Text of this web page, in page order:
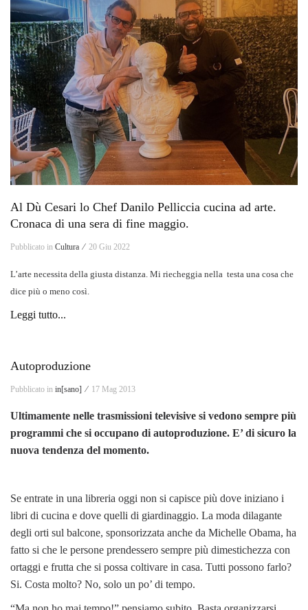
Al Dù Cesari lo Chef Danilo Pelliccia cucina ad arte.
Cronaca di una sera di fine maggio.
Pubblicato in Cultura ⁄ 20 Giu 2022
L’arte necessita della giusta distanza. Mi riecheggia nella testa una cosa che
dice più o meno così.
Leggi tutto...
Autoproduzione
Pubblicato in in[sano] ⁄ 17 Mag 2013
Ultimamente nelle trasmissioni televisive si vedono sempre più
programmi che si occupano di autoproduzione. E’ di sicuro la
nuova tendenza del momento.
Se entrate in una libreria oggi non si capisce più dove iniziano i
libri di cucina e dove quelli di giardinaggio. La moda dilagante
degli orti sul balcone, sponsorizzata anche da Michelle Obama, ha
fatto si che le persone prendessero sempre più dimestichezza con
ortaggi e frutta che si possa coltivare in casa. Tutti possono farlo?
Si. Costa molto? No, solo un po’ di tempo.